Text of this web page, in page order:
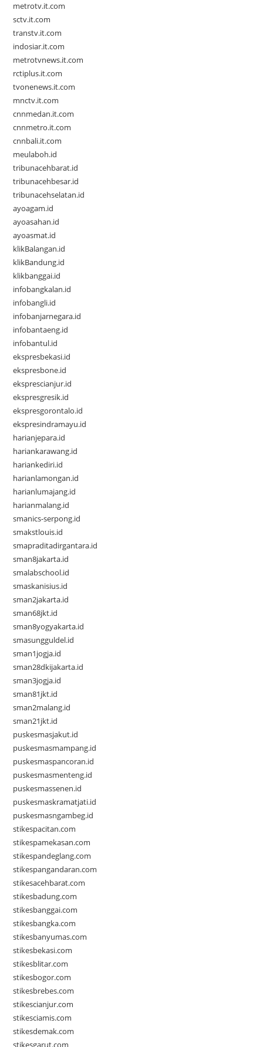
metrotv.it.com
sctv.it.com
transtv.it.com
indosiar.it.com
metrotvnews.it.com
rctiplus.it.com
tvonenews.it.com
mnctv.it.com
cnnmedan.it.com
cnnmetro.it.com
cnnbali.it.com
meulaboh.id
tribunacehbarat.id
tribunacehbesar.id
tribunacehselatan.id
ayoagam.id
ayoasahan.id
ayoasmat.id
klikBalangan.id
klikBandung.id
klikbanggai.id
infobangkalan.id
infobangli.id
infobanjarnegara.id
infobantaeng.id
infobantul.id
ekspresbekasi.id
ekspresbone.id
eksprescianjur.id
ekspresgresik.id
ekspresgorontalo.id
ekspresindramayu.id
harianjepara.id
hariankarawang.id
hariankediri.id
harianlamongan.id
harianlumajang.id
harianmalang.id
smanics-serpong.id
smakstlouis.id
smapraditadirgantara.id
sman8jakarta.id
smalabschool.id
smaskanisius.id
sman2jakarta.id
sman68jkt.id
sman8yogyakarta.id
smasungguldel.id
sman1jogja.id
sman28dkijakarta.id
sman3jogja.id
sman81jkt.id
sman2malang.id
sman21jkt.id
puskesmasjakut.id
puskesmasmampang.id
puskesmaspancoran.id
puskesmasmenteng.id
puskesmassenen.id
puskesmaskramatjati.id
puskesmasngambeg.id
stikespacitan.com
stikespamekasan.com
stikespandeglang.com
stikespangandaran.com
stikesacehbarat.com
stikesbadung.com
stikesbanggai.com
stikesbangka.com
stikesbanyumas.com
stikesbekasi.com
stikesblitar.com
stikesbogor.com
stikesbrebes.com
stikescianjur.com
stikesciamis.com
stikesdemak.com
stikesgarut.com